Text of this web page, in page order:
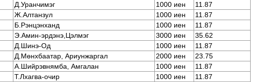
Д.Уранчимэг 1000 иен
11.87
Ж.Алтанзул 1000 иен
11.87
Б.Рэнцэнханд 1000 иен
11.87
Э.Амин-эрдэнэ,Цэлмэг 3000 иен
35.62
Д.Шинэ-Од 1000 иен
11.87
Д.Мөнхбаатар, Ариунжаргал 2000 иен
23.75
А.Шийрэвнямба, Амгалан 1000 иен
11.87
Т.Лхагва-очир 1000 иен
11.87